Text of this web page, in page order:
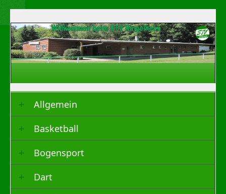
Allgemein
Basketball
Bogensport
Dart